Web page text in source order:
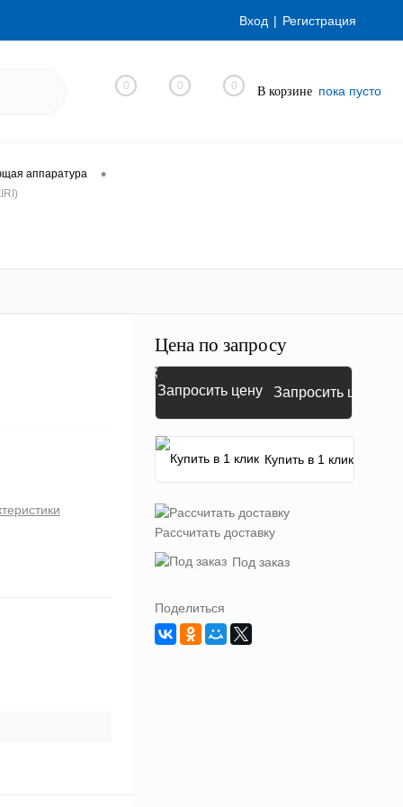
Вход Регистрация
0 0 0 В корзине пока пусто
аппаратура •
Цена по запросу
Запросить цену
Купить в 1 клик
Рассчитать доставку
Под заказ
Поделиться